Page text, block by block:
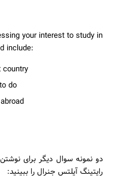
your interest to study in
include:
do
دو نمونه سوال دیگر برای
رایتینگ آیلتس جنرال را ببینید: